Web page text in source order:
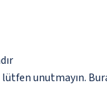
unutmayın.